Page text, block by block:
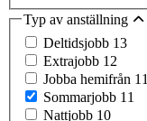
Typ av anställning
Deltidsjobb 13
Extrajobb 12
Jobba hemifrån 11
Sommarjobb 11
Nattjobb 10